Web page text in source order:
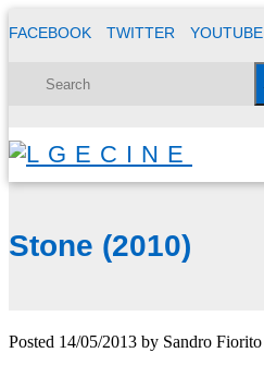
FACEBOOK TWITTER YOUTUBE
Stone (2010)
Posted 14/05/2013 by Sandro Fiorito